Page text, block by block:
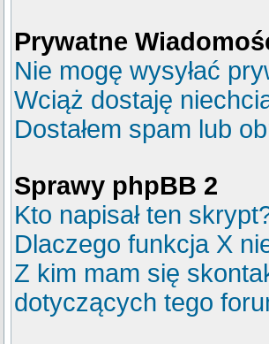
Prywatne
Nie mogę wysyłać
Wciąż dostaję
Dostałem spam lub
Sprawy phpBB 2
Kto napisał ten
Dlaczego funkcja X
Z kim mam się
dotyczących tego